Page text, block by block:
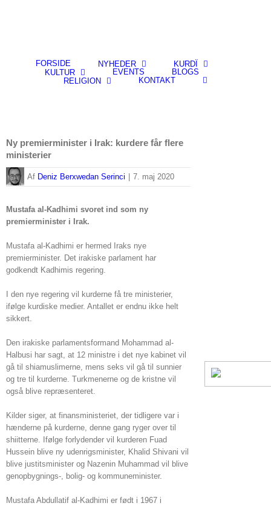
FORSIDE NYHEDER
KURDÎ
KULTUR
EVENTS
BLOGS
RELIGION
KONTAKT
Ny premierminister i Irak: kurdere får flere
ministerier
By Deniz Berxwedan Serinci 7. maj 2020
Mustafa al-Kadhimi svoret ind som ny
premierminister i Irak.
Mustafa al-Kadhimi er hermed Iraks nye
premierminister. Det irakiske parlament har
godkendt Kadhimis regering.
I den nye regering vil kurderne få tre ministerier,
ifølge kurdiske medier. Antallet er endnu ikke helt
sikkert.
Den irakiske parlamentsformand Mohammad al-
Halbusi har sagt, at 12 ministre i det nye kabinet vil
gå til shiamuslimerne, mens seks vil gå til sunnier
og tre til kurderne. Turkmenerne og de kristne vil
også blive repræsenteret.
Kilder siger, at finansministeriet, der tidligere var i
hænderne på kurderne, denne gang ryger over til
shiitterne. Ifølge forlydender vil kurderen Fuad
Hussein blive ny udenrigsminister, Khalid Shivani vil
blive justitsminister og Nazenin Muhammad vil blive
genopbygnings-, bolig- og kommuneminister.
Mustafa Abdullatif al-Kadhimi er født i 1967 i